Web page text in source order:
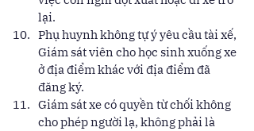
lại.
Phụ huynh không tự ý yêu cầu tài xế,
Giám sát viên cho học sinh xuống xe
ở địa điểm khác với địa điểm đã
đăng ký.
Giám sát xe có quyền từ chối không
cho phép người lạ, không phải là